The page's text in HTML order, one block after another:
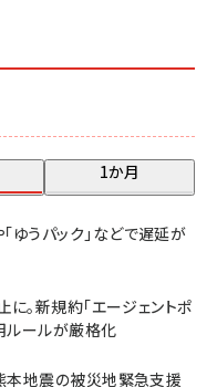
1か月
ゆうパック」などで遅延が
。新規約「エージェントポ
ルールが厳格化
本地震の被災地緊急支援